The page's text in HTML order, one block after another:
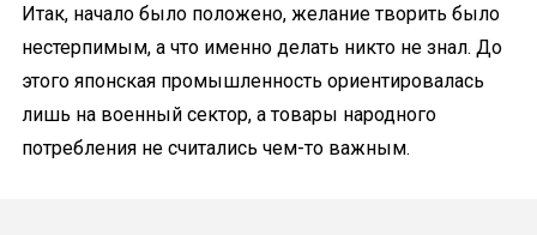
Итак, начало было положено, желание творить было
нестерпимым, а что именно делать никто не знал. До
этого японская промышленность ориентировалась
лишь на военный сектор, а товары народного
потребления не считались чем-то важным.